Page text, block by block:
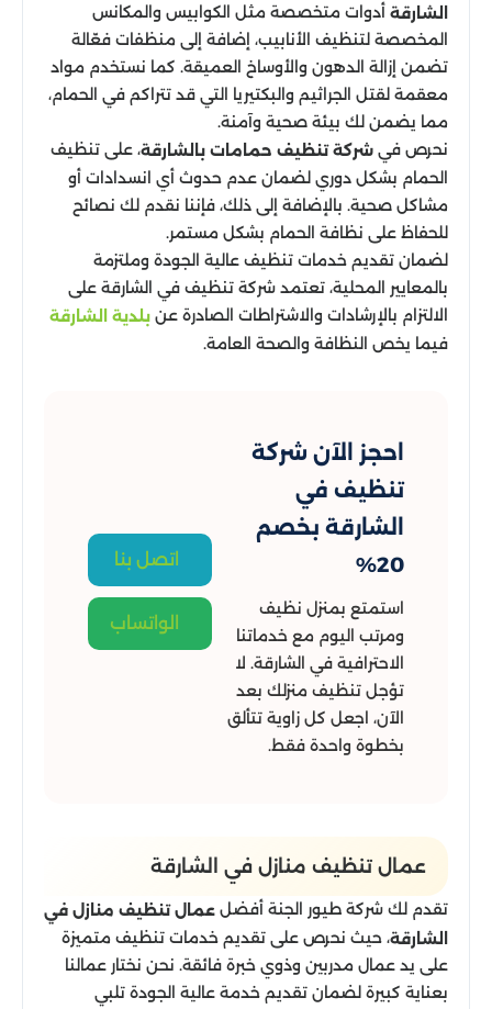
الشارقة أدوات متخصصة مثل الكوابيس والمكانس
المخصصة لتنظيف الأنابيب، إضافة إلى منظفات فعّالة
تضمن إزالة الدهون والأوساخ العميقة. كما نستخدم مواد
معقمة لقتل الجراثيم والبكتيريا التي قد تتراكم في الحمام،
مما يضمن لك بيئة صحية وآمنة.
نحرص في شركة تنظيف حمامات بالشارقة، على تنظيف
الحمام بشكل دوري لضمان عدم حدوث أي انسدادات أو
مشاكل صحية. بالإضافة إلى ذلك، فإننا نقدم لك نصائح
للحفاظ على نظافة الحمام بشكل مستمر.
لضمان تقديم خدمات تنظيف عالية الجودة وملتزمة
بالمعايير المحلية، تعتمد شركة تنظيف في الشارقة على
الالتزام بالإرشادات والاشتراطات الصادرة عن بلدية الشارقة
فيما يخص النظافة والصحة العامة.
احجز الآن شركة
تنظيف في
الشارقة بخصم
20%
استمتع بمنزل نظيف
ومرتب اليوم مع خدماتنا
الاحترافية في الشارقة. لا
تؤجل تنظيف منزلك بعد
الآن، اجعل كل زاوية تتألق
بخطوة واحدة فقط.
اتصل بنا
الواتساب
عمال تنظيف منازل​ في الشارقة
تقدم لك شركة طيور الجنة أفضل عمال تنظيف منازل في
الشارقة، حيث نحرص على تقديم خدمات تنظيف متميزة
على يد عمال مدربين وذوي خبرة فائقة. نحن نختار عمالنا
بعناية كبيرة لضمان تقديم خدمة عالية الجودة تلبي